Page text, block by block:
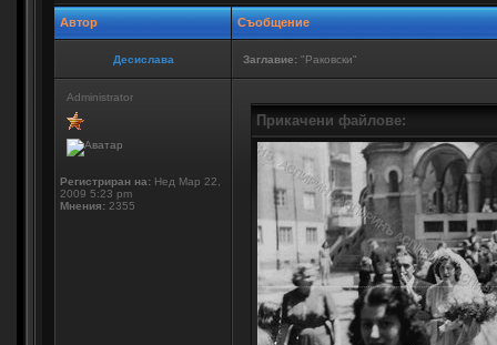
Автор Съобщение
Десислава Заглавие: "Раковски"
Administrator
Регистриран на: Нед Мар 22,
2009 5:23 pm
Мнения: 2355
Прикачени файлове: